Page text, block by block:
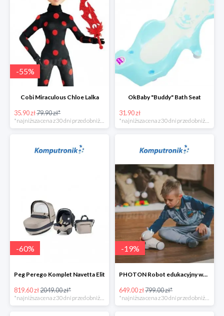
-55%
Cobi Miraculous Chloe Lalka
35.90 zł79.90 zł*
*najniższa cena z 30 dni przed obniżką
OkBaby "Buddy" Bath Seat
31.90 zł
*najniższa cena z 30 dni przed obniżką
-60%
Peg Perego Komplet Navetta Elit
819.60 zł2049.00 zł*
-19%
PHOTON Robot edukacyjny wersja domowa
649.00 zł799.00 zł*